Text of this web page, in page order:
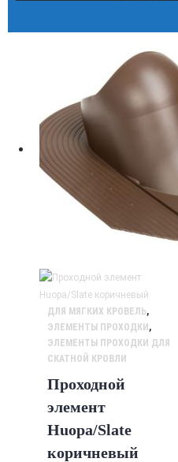
ДЛЯ МЯГКИХ КРОВЕЛЬ,
ЭЛЕМЕНТЫ ПРОХОДКИ ,
ЭЛЕМЕНТЫ ПРОХОДКИ ДЛЯ
СКАТНОЙ КРОВЛИ
Проходной
элемент
Huopa/Slate
коричневый